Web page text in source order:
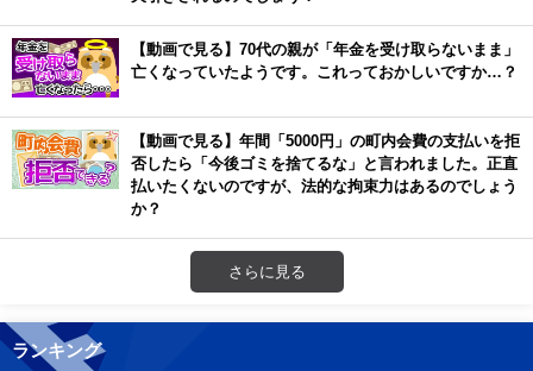
【動画で見る】70代の親が「年金を受け取らないまま」
亡くなっていたようです。これっておかしいですか…？
【動画で見る】年間「5000円」の町内会費の支払いを拒
否したら「今後ゴミを捨てるな」と言われました。正直
払いたくないのですが、法的な拘束力はあるのでしょう
か？
さらに見る
ランキング